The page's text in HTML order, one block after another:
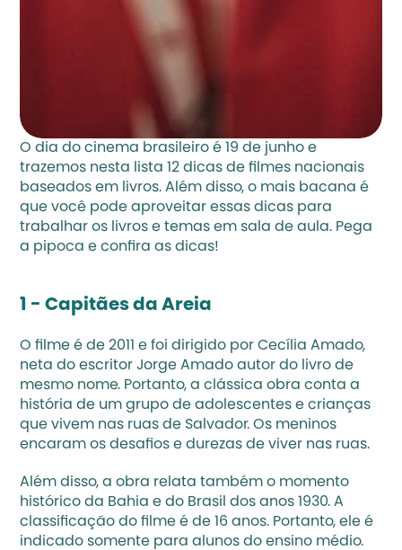
O dia do cinema brasileiro é 19 de junho e
trazemos nesta lista 12 dicas de filmes nacionais
baseados em livros. Além disso, o mais bacana é
que você pode aproveitar essas dicas para
trabalhar os livros e temas em sala de aula. Pega
a pipoca e confira as dicas!
1 - Capitães da Areia
O filme é de 2011 e foi dirigido por Cecília Amado,
neta do escritor Jorge Amado autor do livro de
mesmo nome. Portanto, a clássica obra conta a
história de um grupo de adolescentes e crianças
que vivem nas ruas de Salvador. Os meninos
encaram os desafios e durezas de viver nas ruas.
Além disso, a obra relata também o momento
histórico da Bahia e do Brasil dos anos 1930. A
classificação do filme é de 16 anos. Portanto, ele é
indicado somente para alunos do ensino médio.